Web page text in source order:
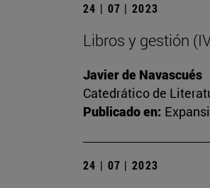
24 | 07 | 2023
Libros y gestión
Javier de Navascués
Catedrático de
Publicado en:
24 | 07 | 2023